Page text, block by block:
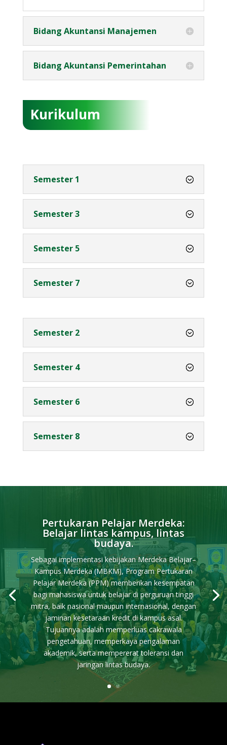
Bidang Akuntansi Manajemen
Bidang Akuntansi Pemerintahan
Kurikulum
Semester 1
Semester 3
Semester 5
Semester 7
Semester 2
Semester 4
Semester 6
Semester 8
Pertukaran Pelajar Merdeka:
Belajar lintas kampus, lintas
budaya.
Sebagai implementasi kebijakan Merdeka Belajar–
Kampus Merdeka (MBKM), Program Pertukaran
Pelajar Merdeka (PPM) memberikan kesempatan
bagi mahasiswa untuk belajar di perguruan tinggi
mitra, baik nasional maupun internasional, dengan
jaminan kesetaraan kredit di kampus asal.
Tujuannya adalah memperluas cakrawala
pengetahuan, memperkaya pengalaman
akademik, serta mempererat toleransi dan
jaringan lintas budaya.